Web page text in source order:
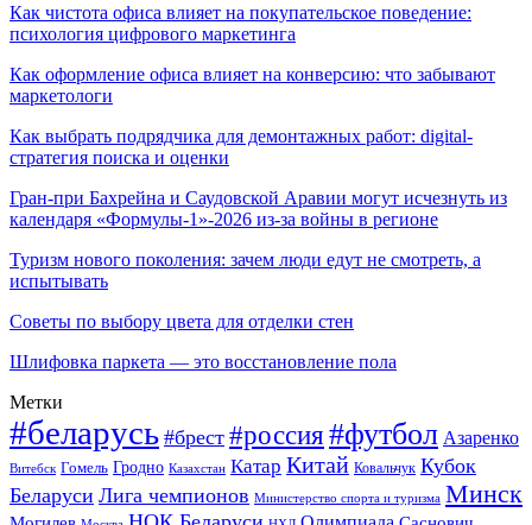
Как чистота офиса влияет на покупательское поведение:
психология цифрового маркетинга
Как оформление офиса влияет на конверсию: что забывают
маркетологи
Как выбрать подрядчика для демонтажных работ: digital-
стратегия поиска и оценки
Гран-при Бахрейна и Саудовской Аравии могут исчезнуть из
календаря «Формулы-1»-2026 из-за войны в регионе
Туризм нового поколения: зачем люди едут не смотреть, а
испытывать
Советы по выбору цвета для отделки стен
Шлифовка паркета — это восстановление пола
Метки
#беларусь #брест #россия#футбол Азаренко
Витебск Гомель Гродно Казахстан Катар Китай Ковальчук Кубок
Беларуси Лига чемпионов Министерство спорта и туризма Минск